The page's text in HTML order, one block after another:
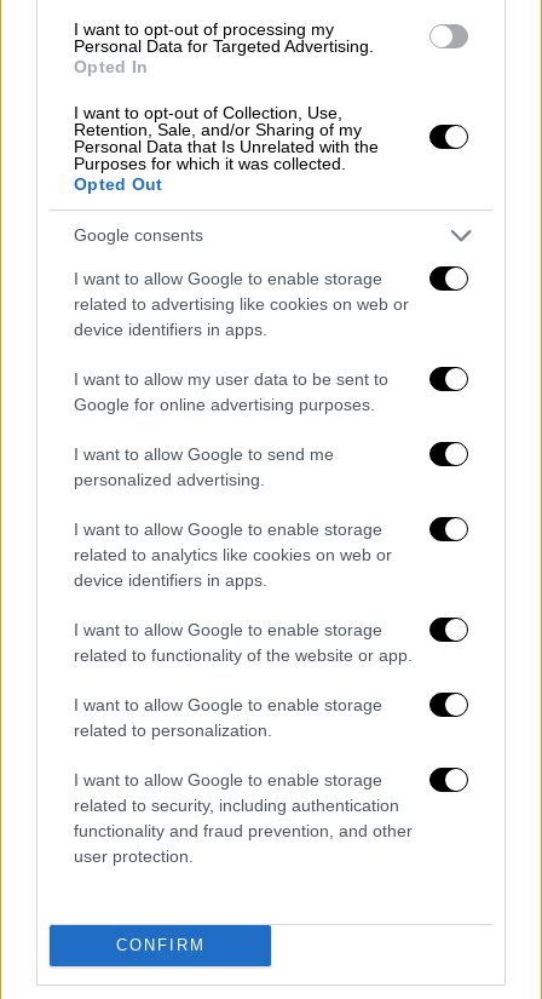
I want to opt-out of processing my
Personal Data for Targeted Advertising.
Opted In
I want to opt-out of Collection, Use,
Retention, Sale, and/or Sharing of my
Personal Data that Is Unrelated with the
Purposes for which it was collected.
Opted Out
Google consents
I want to allow Google to enable storage
related to advertising like cookies on web or
device identifiers in apps.
I want to allow my user data to be sent to
Google for online advertising purposes.
I want to allow Google to send me
personalized advertising.
I want to allow Google to enable storage
related to analytics like cookies on web or
device identifiers in apps.
I want to allow Google to enable storage
related to functionality of the website or app.
I want to allow Google to enable storage
related to personalization.
I want to allow Google to enable storage
related to security, including authentication
functionality and fraud prevention, and other
user protection.
CONFIRM
«Η περίπτωση της κινόα είναι
χαρακτηριστική για το πώς με την εισήγηση
καινοτόμων καλλιεργειών μπορούν να
επιτευχθούν οι στόχοι της Πράσινης
Συμφωνίας. Αρχικά η προσαρμοστικότητα
του φυτού σε δυσμενείς για άλλες
καλλιέργειες συνθήκες, και οι χαμηλές του
απαιτήσεις σε λίπασμα και άρδευση πληρούν
τις προϋποθέσεις που έθεσε η Συμφωνία»
είπε η κ. Κακαμπούκη στο ΑΠΕ-ΜΠΕ και
πρόσθεσε «οι ικανοποιητικές αποδόσεις
που σύμφωνα με τη βιβλιογραφία είναι
εφικτές για τη χώρα μας, σε συνδυασμό με
κάνουν αισιόδοξους για τη παραγωγική και
οικονομική δυναμική της κινόα στην
Ελλάδα».
Κινόα και Ευρώπη
Η Ευρωπαϊκή Ένωση αποτελεί τον
μεγαλύτεροεισαγωγέα κινόααπό τις
χώρες παραγωγής που είναι το Περού, η
Βολιβίακαι τοΕκουαδόρ. Παρά τις
εμπορικών τιμών, ο όγκος των εισαγωγών
έχει αποδειχθεί σταθερός τα τελευταία
πέντε χρόνια, με μικρή μόνο μείωση το 2018,
Σύμφωνα με επίσημα στοιχεία, το 2019 η
συνολική ευρωπαϊκή εισαγωγή κινόα ανήλθε